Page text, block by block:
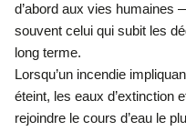
d’abord aux vies humaines
souvent celui qui subit les
long terme.
Lorsqu’un incendie
éteint, les eaux d’extinction
rejoindre le cours d’eau le